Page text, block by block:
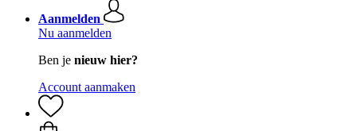
Aanmelden
Nu aanmelden
Ben je nieuw hier?
Account aanmaken